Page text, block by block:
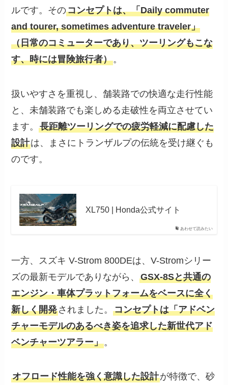
ルです。そのコンセプトは、「Daily commuter
and tourer, sometimes adventure traveler」
（日常のコミューターであり、ツーリングもこな
す、時には冒険旅行者）。
扱いやすさを重視し、舗装路での快適な走行性能
と、未舗装路でも楽しめる走破性を両立させてい
ます。長距離ツーリングでの疲労軽減に配慮した
設計は、まさにトランザルプの伝統を受け継ぐも
のです。
あわせて読みたい
XL750 | Honda公式サイト
一方、スズキ V-Strom 800DEは、V-Stromシリー
ズの最新モデルでありながら、GSX-8Sと共通の
エンジン・車体プラットフォームをベースに全く
新しく開発されました。コンセプトは「アドベン
チャーモデルのあるべき姿を追求した新世代アド
ベンチャーツアラー」。
オフロード性能を強く意識した設計が特徴で、砂